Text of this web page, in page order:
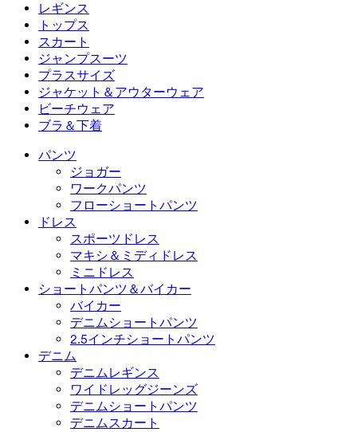
ミニドレス
デニムショートパンツ
2.5インチショートパンツ
デニムレギンス
ワイドレッグジーンズ
デニムショートパンツ
デニムスカート
レギンス
レギンス
デニムレギンス
ヒップアップレギンス
ヨガレギンス
トップス
トップス
スポーツブラ
Tシャツ
スカート
スカート
アクティブスカート
ミニスカート
マキシ＆ミディスカート
ジャンプスーツ
ジャンプスーツ
オーバーオール
ロンパース
プラスサイズ
プラスサイズ
プラスサイズボトムス
プラスサイズトップス
プラスサイズドレス
ジャケット＆アウターウェア
ジャケット＆アウターウェア
ジャケット＆アウターウェア
アウターウェア
ビーチウェア
ビーチウェア
水着トップス
水着ボトムス
水着セット
ブラ＆下着
ブラ＆下着
ブラ
下着
パンツ
ジョガー
ワークパンツ
フローショートパンツ
ドレス
スポーツドレス
マキシ＆ミディドレス
ミニドレス
ショートパンツ＆バイカー
バイカー
デニムショートパンツ
2.5インチショートパンツ
デニム
デニムレギンス
ワイドレッグジーンズ
デニムショートパンツ
デニムスカート